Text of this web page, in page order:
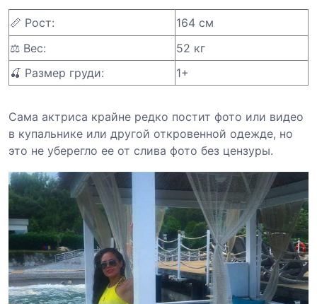
📏 Рост:
164 см
⚖️ Вес:
52 кг
🍒 Размер груди:
1+
Сама актриса крайне редко постит фото или видео
в купальнике или другой откровенной одежде, но
это не уберегло ее от слива фото без цензуры.